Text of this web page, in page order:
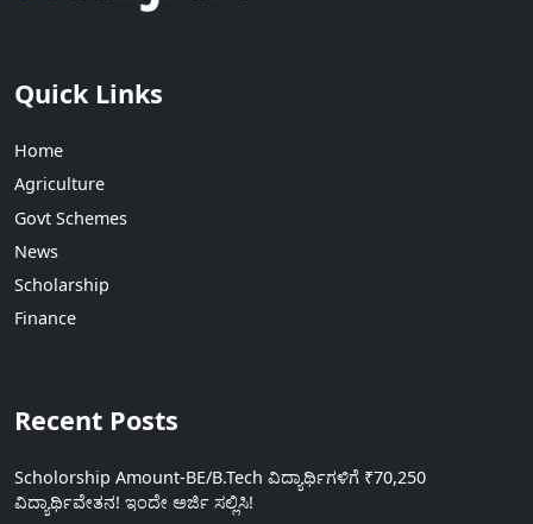
Quick Links
Home
Agriculture
Govt Schemes
News
Scholarship
Finance
Recent Posts
Scholorship Amount-BE/B.Tech ವಿದ್ಯಾರ್ಥಿಗಳಿಗೆ ₹70,250
ವಿದ್ಯಾರ್ಥಿವೇತನ! ಇಂದೇ ಅರ್ಜಿ ಸಲ್ಲಿಸಿ!